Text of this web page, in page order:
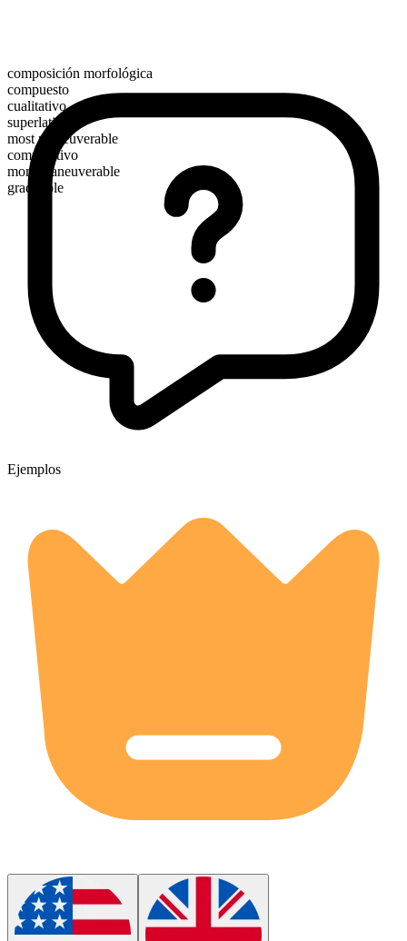
composición morfológica
compuesto
cualitativo
superlativo
most maneuverable
comparativo
more maneuverable
graduable
Ejemplos